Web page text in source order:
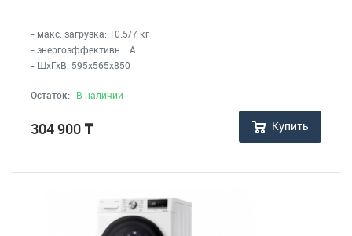
- макс. загрузка: 10.5/7 кг
- энергоэффективн..: A
- ШхГхВ: 595x565x850
Остаток: В наличии
304 900 ₸ Купить